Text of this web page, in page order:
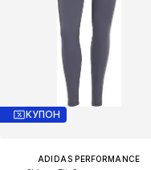
КУПОН
ADIDAS PERFORMANCE